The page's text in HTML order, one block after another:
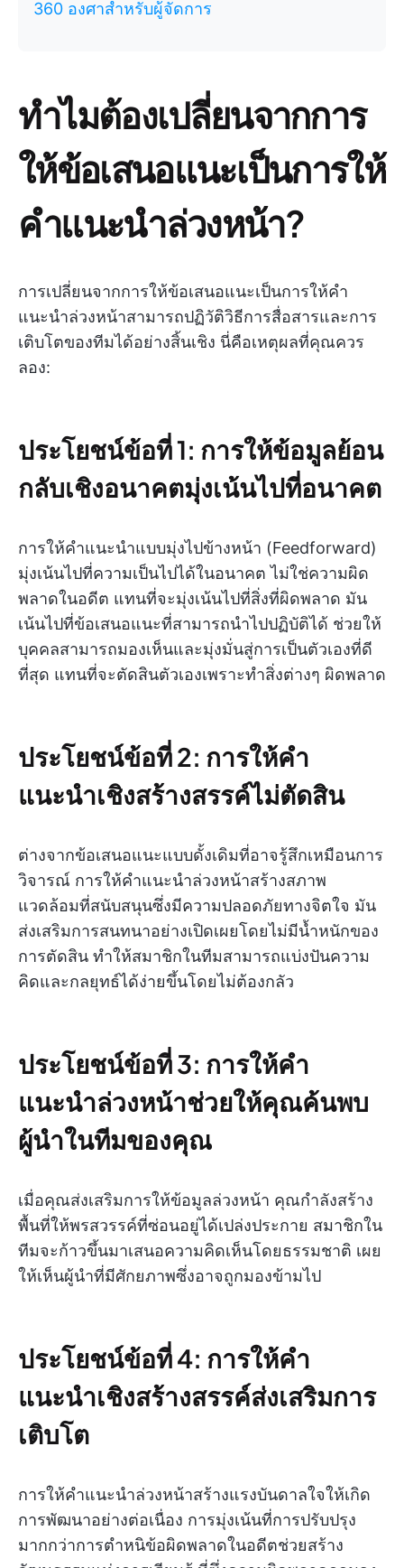
360 องศาสำหรับผู้จัดการ
ทำไมต้องเปลี่ยนจากการ
ให้ข้อเสนอแนะเป็นการให้
คำแนะนำล่วงหน้า?
การเปลี่ยนจากการให้ข้อเสนอแนะเป็นการให้คำ
แนะนำล่วงหน้าสามารถปฏิวัติวิธีการสื่อสารและการ
เติบโตของทีมได้อย่างสิ้นเชิง นี่คือเหตุผลที่คุณควร
ลอง:
ประโยชน์ข้อที่ 1: การให้ข้อมูลย้อน
กลับเชิงอนาคตมุ่งเน้นไปที่อนาคต
การให้คำแนะนำแบบมุ่งไปข้างหน้า (Feedforward)
มุ่งเน้นไปที่ความเป็นไปได้ในอนาคต ไม่ใช่ความผิด
พลาดในอดีต แทนที่จะมุ่งเน้นไปที่สิ่งที่ผิดพลาด มัน
เน้นไปที่ข้อเสนอแนะที่สามารถนำไปปฏิบัติได้ ช่วยให้
บุคคลสามารถมองเห็นและมุ่งมั่นสู่การเป็นตัวเองที่ดี
ที่สุด แทนที่จะตัดสินตัวเองเพราะทำสิ่งต่างๆ ผิดพลาด
ประโยชน์ข้อที่ 2: การให้คำ
แนะนำเชิงสร้างสรรค์ไม่ตัดสิน
ต่างจากข้อเสนอแนะแบบดั้งเดิมที่อาจรู้สึกเหมือนการ
วิจารณ์ การให้คำแนะนำล่วงหน้าสร้างสภาพ
แวดล้อมที่สนับสนุนซึ่งมีความปลอดภัยทางจิตใจ มัน
ส่งเสริมการสนทนาอย่างเปิดเผยโดยไม่มีน้ำหนักของ
การตัดสิน ทำให้สมาชิกในทีมสามารถแบ่งปันความ
คิดและกลยุทธ์ได้ง่ายขึ้นโดยไม่ต้องกลัว
ประโยชน์ข้อที่ 3: การให้คำ
แนะนำล่วงหน้าช่วยให้คุณค้นพบ
ผู้นำในทีมของคุณ
เมื่อคุณส่งเสริมการให้ข้อมูลล่วงหน้า คุณกำลังสร้าง
พื้นที่ให้พรสวรรค์ที่ซ่อนอยู่ได้เปล่งประกาย สมาชิกใน
ทีมจะก้าวขึ้นมาเสนอความคิดเห็นโดยธรรมชาติ เผย
ให้เห็นผู้นำที่มีศักยภาพซึ่งอาจถูกมองข้ามไป
ประโยชน์ข้อที่ 4: การให้คำ
แนะนำเชิงสร้างสรรค์ส่งเสริมการ
เติบโต
การให้คำแนะนำล่วงหน้าสร้างแรงบันดาลใจให้เกิด
การพัฒนาอย่างต่อเนื่อง การมุ่งเน้นที่การปรับปรุง
มากกว่าการตำหนิข้อผิดพลาดในอดีตช่วยสร้าง